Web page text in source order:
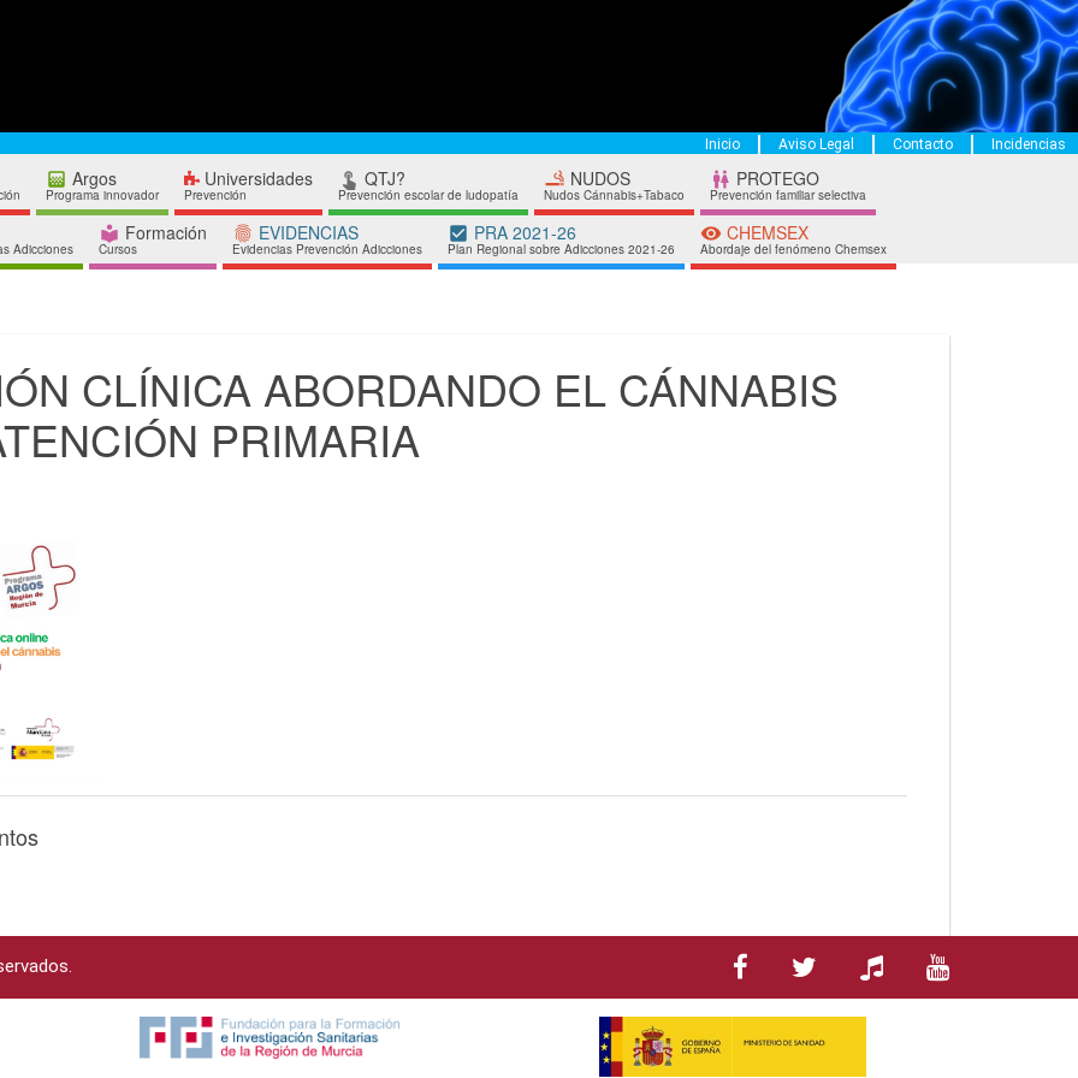
Inicio Aviso Legal Contacto Incidencias
 Argos
Programa innovador
Universidades
Prevención
 QTJ?
Prevención escolar de ludopatía
 NUDOS
Nudos Cánnabis+Tabaco
 PROTEGO
Prevención familiar selectiva
Adicciones
 Formación
Cursos
 EVIDENCIAS
Evidencias Prevención Adicciones
 PRA 2021-26
Plan Regional sobre Adicciones 2021-26
 CHEMSEX
Abordaje del fenómeno Chemsex
CLÍNICA ABORDANDO EL CÁNNABIS
PRIMARIA